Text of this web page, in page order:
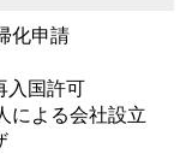
化申請
入国許可
による会社設立